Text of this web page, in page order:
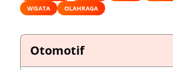
WISATA
OLAHRAGA
Otomotif